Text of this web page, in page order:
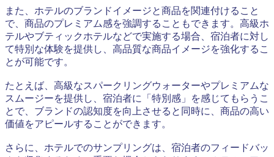
また、ホテルのブランドイメージと商品を関連付けること
で、商品のプレミアム感を強調することもできます。高級ホ
テルやブティックホテルなどで実施する場合、宿泊者に対し
て特別な体験を提供し、高品質な商品イメージを強化するこ
とが可能です。
たとえば、高級なスパークリングウォーターやプレミアムな
スムージーを提供し、宿泊者に「特別感」を感じてもらうこ
とで、ブランドの認知度を向上させると同時に、商品の高い
価値をアピールすることができます。
さらに、ホテルでのサンプリングは、宿泊者のフィードバッ